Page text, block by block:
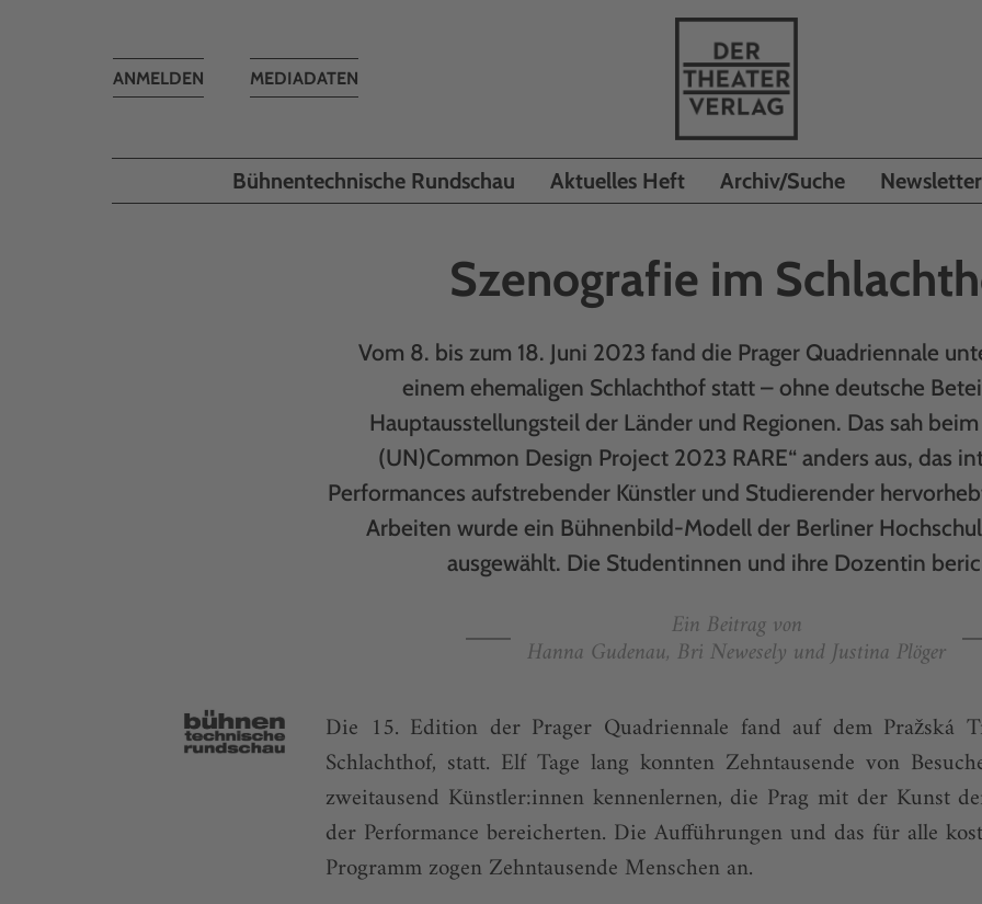
MEDIADATEN
Toggle
ANMELDEN
Bühnentechnische Rundschau Aktuelles Heft Archiv/Suche Newsletter
Szenografie im
Vom 8. bis zum 18. Juni 2023 fand die Prager Quadriennale
einem ehemaligen Schlachthof statt – ohne deutsche
Hauptausstellungsteil der Länder und Regionen. Das sah
(UN)Common Design Project 2023 RARE“ anders aus, das
Performances aufstrebender Künstler und Studierender
Arbeiten wurde ein Bühnenbild-Modell der Berliner
ausgewählt. Die Studentinnen und ihre Dozentin
Ein Beitrag von
Hanna Gudenau, Bri Newesely und Justina Plöger
Die 15. Edition der Prager Quadriennale fand auf dem Pražská
Schlachthof, statt. Elf Tage lang konnten Zehntausende von
zweitausend Künstler:innen kennenlernen, die Prag mit der Kunst
der Performance bereicherten. Die Aufführungen und das für alle
Programm zogen Zehntausende Menschen an.